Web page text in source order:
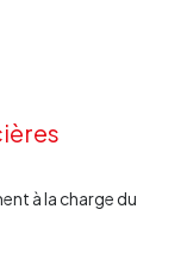
à la charge du